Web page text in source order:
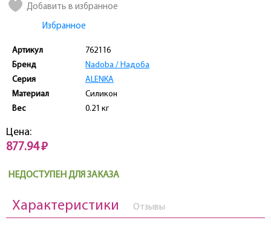
Добавить в избранное
Избранное
Артикул
762116
Бренд
Nadoba / Надоба
Серия
ALENKA
Материал
Силикон
Вес
0.21 кг
Цена:
877.94 ₽
НЕДОСТУПЕН ДЛЯ ЗАКАЗА
Характеристики Отзывы